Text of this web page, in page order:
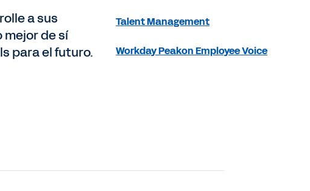
a sus
mejor de sí
para el futuro.
Talent Management
Workday Peakon Employee Voice